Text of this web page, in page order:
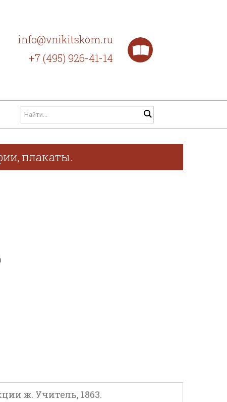
info@vnikitskom.ru
+7 (495) 926-41-14
плакаты.
ж. Учитель, 1863.